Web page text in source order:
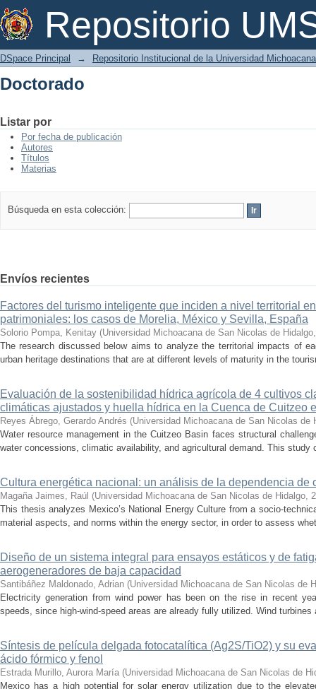
Repositorio
Doctorado
DSpace Principal → Repositorio Institucional de la Universidad
Doctorado
Listar por
Por fecha de publicación
Autores
Títulos
Materias
Búsqueda en esta colección:
Envíos recientes
Factores del turismo inteligente que inciden a nivel territorial
patrimoniales: los casos de Morelia, México y Sevilla, España
Solorio Pompa, Kenitay (Universidad Michoacana de San Nicolas de Hidalgo
The research discussed below aims to analyze the territorial impacts of
urban heritage destinations that are at different levels of maturity in the
Evaluación de la sostenibilidad hídrica agrícola de 4 cultivos
climáticas ajustados y huella hídrica en la Cuenca de Cuitzeo
Reyes Ábrego, Gerardo Andrés (Universidad Michoacana de San Nicolas de
Water resource management in the Cuitzeo Basin faces structural
water concessions, climatic availability, and agricultural demand. This study
Cultura energética nacional: un análisis de la dependencia de
Magaña Jaimes, Raúl (Universidad Michoacana de San Nicolas de Hidalgo,
This thesis analyzes Mexico’s National Energy Culture from a socio-
material aspects, and norms within the energy sector, in order to assess
Diseño de un sistema integral para ensayos estáticos y de
aerogeneradores de baja capacidad
Santibáñez Maldonado, Adrian (Universidad Michoacana de San Nicolas de
Electricity generation from wind power has been on the rise in recent
speeds, since high-wind-speed areas are already fully utilized. Wind
Síntesis de película delgada fotocatalítica (Ag2S/TiO2) y su
ácido fórmico y fenol
Estrada Murillo, Aurora María (Universidad Michoacana de San Nicolas de
Mexico has a high potential for solar energy utilization due to the